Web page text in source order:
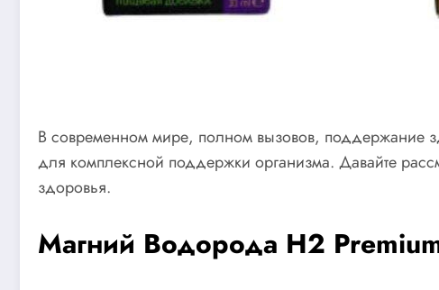
В современном мире, полном вызовов, поддержание
для комплексной поддержки организма. Давайте
здоровья.
Магний Водорода H2